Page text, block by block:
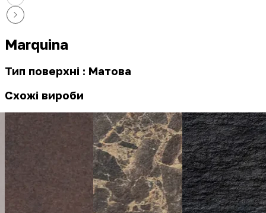
Marquina
Тип поверхні : Матова
Схожі вироби